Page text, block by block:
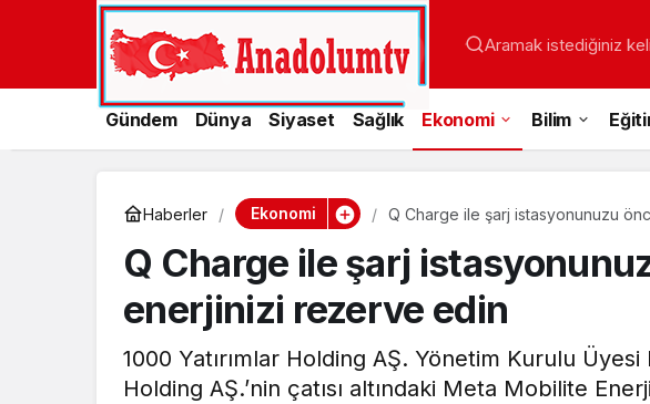
Aramak istediğiniz
Gündem Dünya Siyaset Sağlık Ekonomi Bilim
Haberler Ekonomi Q Charge ile şarj istasyonunuzu
Q Charge ile şarj
enerjinizi rezerve edin
1000 Yatırımlar Holding AŞ. Yönetim Kurulu Üyesi
Holding AŞ.’nin çatısı altındaki Meta Mobilite